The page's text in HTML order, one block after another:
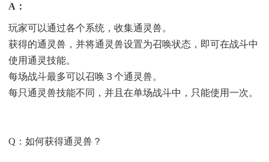
A ：
玩家可以通过各个系统，收集通灵兽。
获得的通灵兽，并将通灵兽设置为召唤状态，即可在战斗中
使用通灵技能。
每场战斗最多可以召唤３个通灵兽。
每只通灵兽技能不同，并且在单场战斗中，只能使用一次。
Q：如何获得通灵兽？